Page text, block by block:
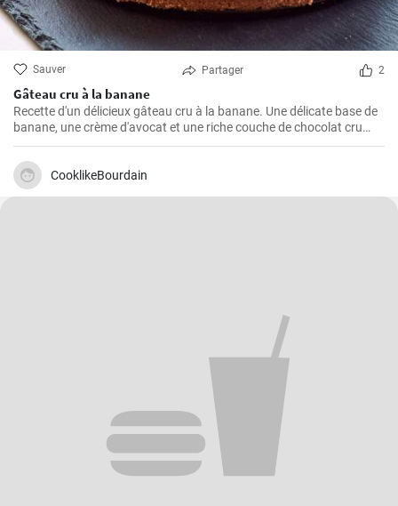
Sauver Partager 2
Gâteau cru à la banane
Recette d'un délicieux gâteau cru à la banane. Une délicate base de
banane, une crème d'avocat et une riche couche de chocolat cru
créent une parfaite harmonie de saveurs.
CooklikeBourdain